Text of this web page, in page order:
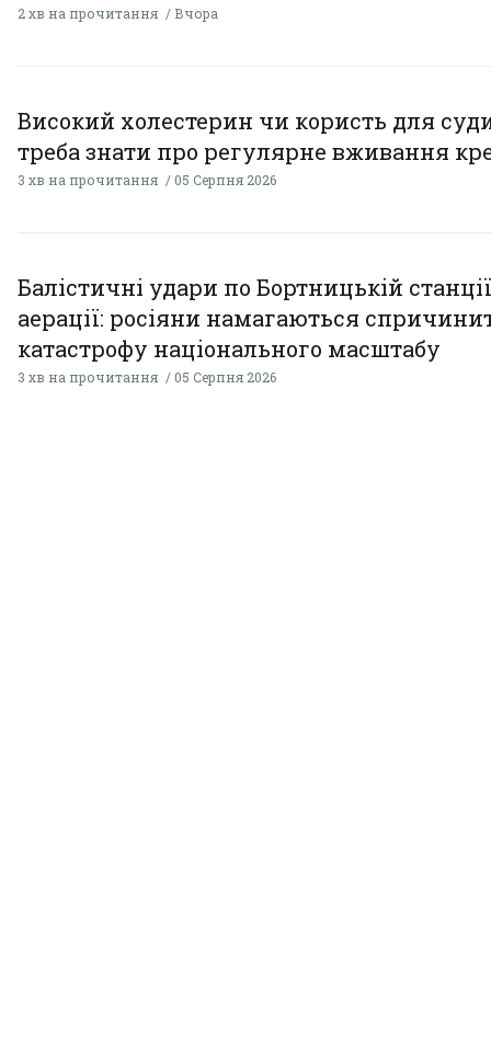
2 хв на прочитання Вчора
Високий холестерин чи користь для
треба знати про регулярне вживання
3 хв на прочитання 05 Серпня 2026
Балістичні удари по Бортницькій станції
аерації: росіяни намагаються
катастрофу національного масштабу
3 хв на прочитання 05 Серпня 2026